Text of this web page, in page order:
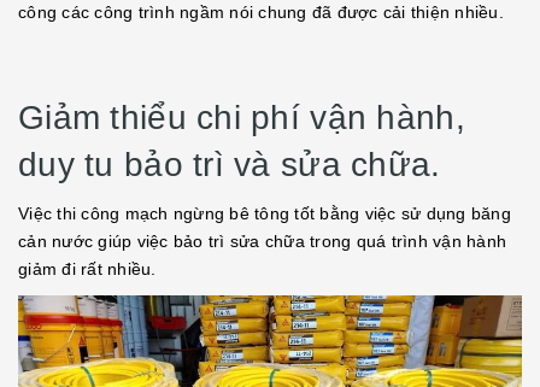
công các công trình ngầm nói chung đã được cải thiện nhiều.
Giảm thiểu chi phí vận hành,
duy tu bảo trì và sửa chữa.
Việc thi công mạch ngừng bê tông tốt bằng việc sử dụng băng
cản nước giúp việc bảo trì sửa chữa trong quá trình vận hành
giảm đi rất nhiều.